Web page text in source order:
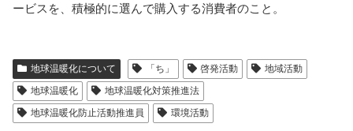
ービスを、積極的に選んで購入する消費者のこと。
地球温暖化について 「ち」 啓発活動
地域活動
地球温暖化
地球温暖化対策推進法
地球温暖化防止活動推進員
環境活動